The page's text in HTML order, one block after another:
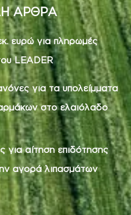
ΑΡΘΡΑ
ευρώ για πληρωμές
LEADER
για τα υπολείμματα
στο ελαιόλαδο
για αίτηση επιδότησης
αγορά λιπασμάτων